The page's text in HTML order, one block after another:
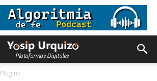
Plugins